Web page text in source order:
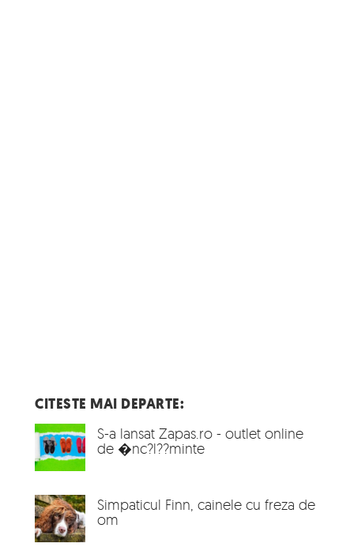
CITESTE MAI DEPARTE:
S-a lansat Zapas.ro - outlet online
de �nc?l??minte
Simpaticul Finn, cainele cu freza de
om